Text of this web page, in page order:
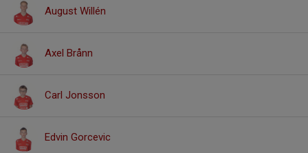
August Willén
Axel Brånn
Carl Jonsson
Edvin Gorcevic